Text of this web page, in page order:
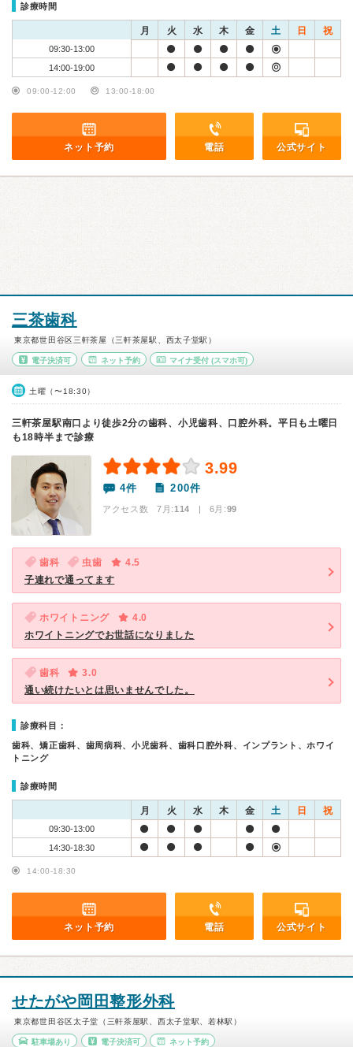
診療時間
月 火 水 木 金 土 日 祝
09:30-13:00
14:00-19:00
09:00-12:00 13:00-18:00
ネット予約 電話 公式サイト
三茶歯科
東京都世田谷区三軒茶屋（三軒茶屋駅、西太子堂駅）
電子決済可 ネット予約 マイナ受付 (スマホ可)
土曜（〜18:30）
三軒茶屋駅南口より徒歩2分の歯科、小児歯科、口腔外科。平日も土曜日
も18時半まで診療
3.99
4件 200件
アクセス数 7月:114 | 6月:99
歯科 虫歯
4.5
子連れで通ってます
ホワイトニング
4.0
ホワイトニングでお世話になりました
歯科
3.0
通い続けたいとは思いませんでした。
診療科目：
歯科、矯正歯科、歯周病科、小児歯科、歯科口腔外科、インプラント、ホワイ
トニング
診療時間
月 火 水 木 金 土 日 祝
09:30-13:00
14:30-18:30
14:00-18:30
ネット予約 電話 公式サイト
せたがや岡田整形外科
東京都世田谷区太子堂（三軒茶屋駅、西太子堂駅、若林駅）
駐車場あり 電子決済可 ネット予約